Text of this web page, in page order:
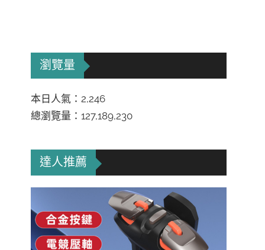
瀏覽量
本日人氣：2,246
總瀏覽量：127,189,230
達人推薦